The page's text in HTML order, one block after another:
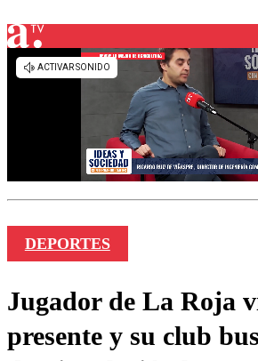
DEPORTES
Jugador de La Roja
presente y su club